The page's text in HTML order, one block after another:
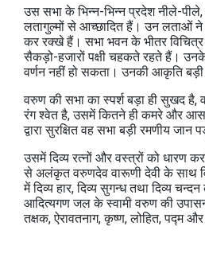
उस सभा के भिन्न-भिन्न प्रदेश नीले-
लतागुल्मों से आच्छादित हैं। उन लताओं ने
कर रक्खे हैं। सभा भवन के भीतर
सैकड़ो-हजारों पक्षी चहकते रहते हैं।
वर्णन नहीं हो सकता। उनकी आकृति
वरुण की सभा का स्‍पर्श बड़ा ही सुखद है,
रंग श्वेत है, उसमें कितने ही कमरे और
द्वारा सुरक्षित वह सभा बड़ी रमणीय जान
उसमें दिव्य रत्नों और वस्त्रों को धारण
से अलंकृत वरुणदेव वारूणी देवी के साथ
में दिव्य हार, दिव्य सुगन्ध तथा दिव्य
आदित्यगण जल के स्वामी वरुण की
तक्षक, ऐरावतनाग, कृष्ण, लोहित, पद्म